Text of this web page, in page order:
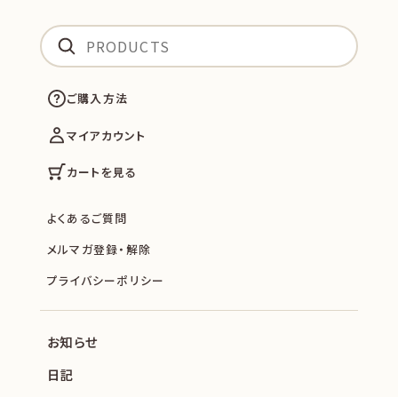
ご購入方法
マイアカウント
カートを見る
よくあるご質問
メルマガ登録・解除
プライバシーポリシー
お知らせ
日記